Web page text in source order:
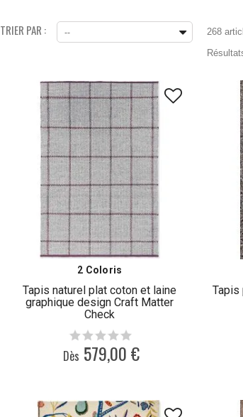
TRIER PAR : -- 268
2 Coloris
Tapis naturel plat coton et laine
graphique design Craft Matter
Check
Dès 579,00 €
Tapis